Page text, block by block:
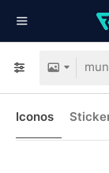
Iconos